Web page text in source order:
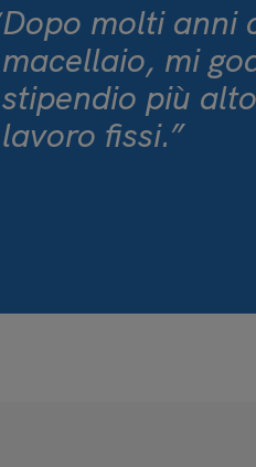
Dopo molti anni
macellaio, mi
stipendio più
lavoro fissi.